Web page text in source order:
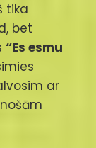
tika
bet
“Es esmu
ar